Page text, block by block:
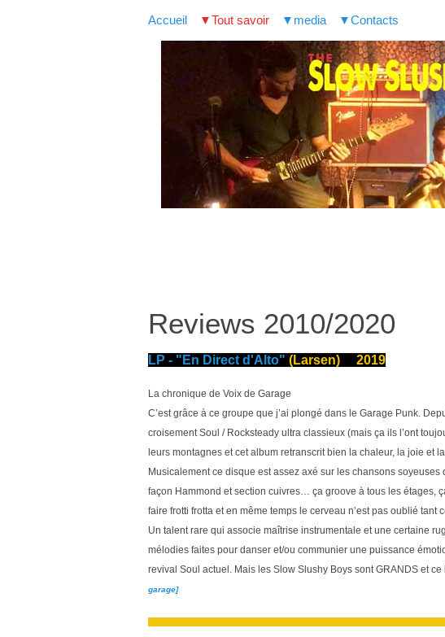
Accueil Tout savoir media Contacts
Reviews 2010/2020
LP - "En Direct d'Alto" (Larsen) 2019
La chronique de Voix de Garage
C’est grâce à ce groupe que j’ai plongé dans le Garage Punk.
croisement Soul / Rocksteady ultra classieux (mais ça ils l’ont
leurs montagnes et cet album retranscrit bien la chaleur, la joie et
Musicalement ce disque est assez axé sur les chansons
façon Hammond et section cuivres… ça groove à tous les étages,
faire frotti frotta et en même temps le cerveau n’est pas oublié
Un talent rare qui associe maîtrise instrumentale et une certaine
mélodies faites pour danser et/ou communier une puissance
revival Soul actuel. Mais les Slow Slushy Boys sont GRANDS et
garage]